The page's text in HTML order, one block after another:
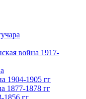
война 1917-
1904-1905 гг
1877-1878 гг
1856 гг